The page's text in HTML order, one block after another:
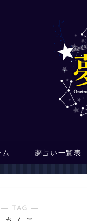
ム 夢占い一覧表
― TAG ―